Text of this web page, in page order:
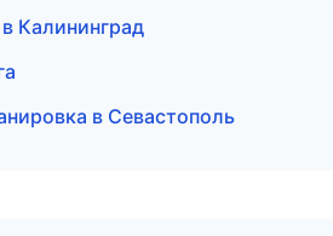
Калининград
в Севастополь